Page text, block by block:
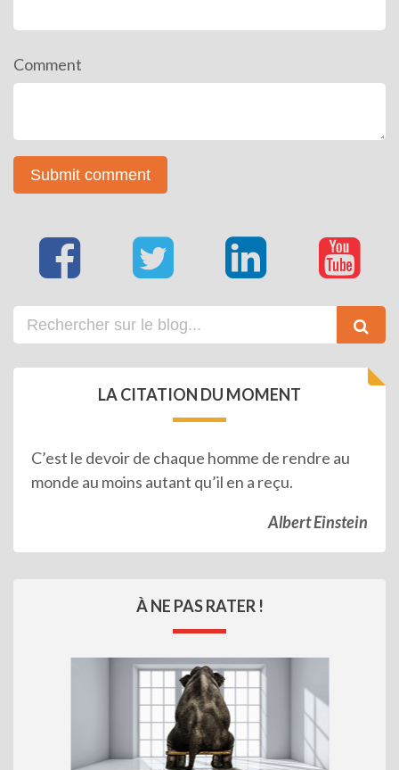
Comment
LA CITATION DU MOMENT
C’est le devoir de chaque homme de rendre au
monde au moins autant qu’il en a reçu.
Albert Einstein
À NE PAS RATER !